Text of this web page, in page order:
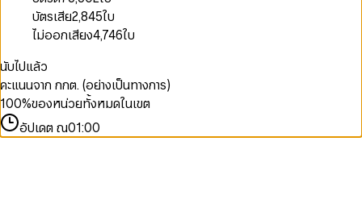
บัตรเสีย2,845ใบ
ไม่ออกเสียง4,746ใบ
นับไปแล้ว
คะแนนจาก กกต. (อย่างเป็นทางการ)
100%ของหน่วยทั้งหมดในเขต
อัปเดต ณ01:00